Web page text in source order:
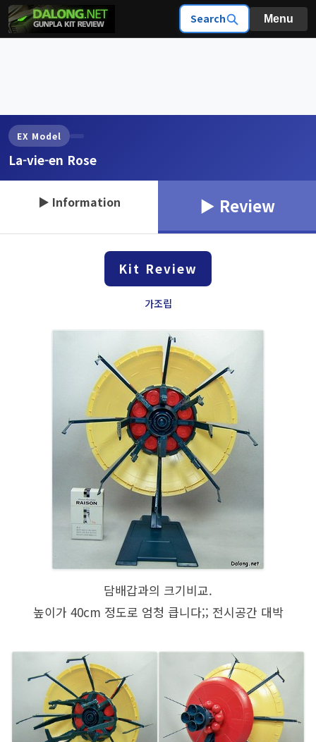
Search Menu
EX Model
La-vie-en Rose
▶ Information ▶ Review
Kit Review
가조립
담배갑과의 크기비교.
높이가 40cm 정도로 엄청 큽니다;; 전시공간 대박